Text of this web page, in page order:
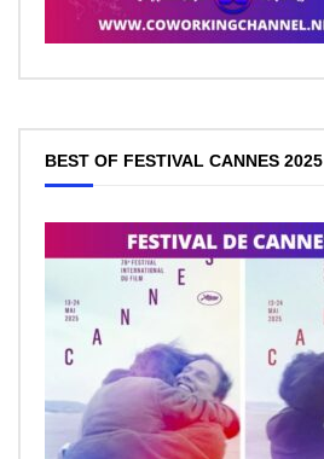
BEST OF FESTIVAL CANNES 2025